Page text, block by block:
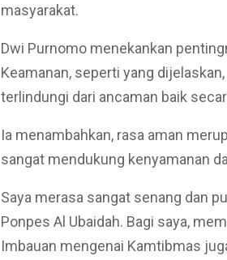
masyarakat.
Dwi Purnomo menekankan
Keamanan, seperti yang
terlindungi dari ancaman baik
Ia menambahkan, rasa aman
sangat mendukung kenyamanan
Saya merasa sangat senang dan
Ponpes Al Ubaidah. Bagi saya,
Imbauan mengenai Kamtibmas